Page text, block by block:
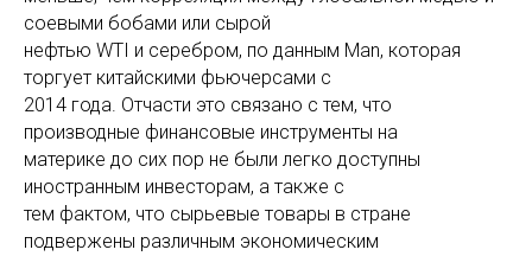
соевыми бобами или сырой
нефтью WTI и серебром, по данным Man, которая
торгует китайскими фьючерсами с
2014 года. Отчасти это связано с тем, что
производные финансовые инструменты на
материке до сих пор не были легко доступны
иностранным инвесторам, а также с
тем фактом, что сырьевые товары в стране
подвержены различным экономическим